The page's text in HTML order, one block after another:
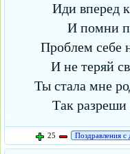
Иди вперед
И помни
Проблем себе
И не теряй
Ты стала мне
Так разреши
25
Поздравления с